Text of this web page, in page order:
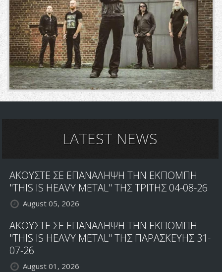
LATEST NEWS
ΑΚΟΥΣΤΕ ΣΕ ΕΠΑΝΑΛΗΨΗ ΤΗΝ ΕΚΠΟΜΠΗ
"THIS IS HEAVY METAL" ΤΗΣ ΤΡΙΤΗΣ 04-08-26
August 05, 2026
ΑΚΟΥΣΤΕ ΣΕ ΕΠΑΝΑΛΗΨΗ ΤΗΝ ΕΚΠΟΜΠΗ
"THIS IS HEAVY METAL" ΤΗΣ ΠΑΡΑΣΚΕΥΗΣ 31-
07-26
August 01, 2026